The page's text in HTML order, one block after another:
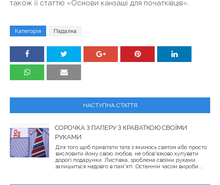
також її статтю «Основи канзаші для початківців«.
Категорія Падалка
НАСТУПНА СТАТТЯ
СОРОЧКА З ПАПЕРУ З КРАВАТКОЮ СВОЇМИ
РУКАМИ
Для того щоб привітати тата з якимось святом або просто
висловити йому свою любов, не обов'язково купувати
дорогі подарунки. Листівка, зроблена своїми руками,
залишиться надовго в пам'яті. Останнім часом вироби...